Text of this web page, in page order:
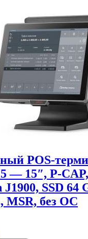
POS-
— 15″, P-
J1900, SSD 64
MSR, без ОС